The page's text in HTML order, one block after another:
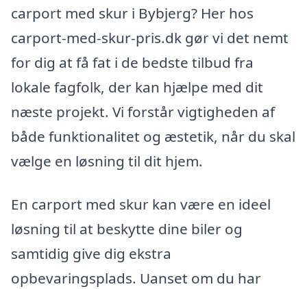
carport med skur i Bybjerg? Her hos
carport-med-skur-pris.dk gør vi det nemt
for dig at få fat i de bedste tilbud fra
lokale fagfolk, der kan hjælpe med dit
næste projekt. Vi forstår vigtigheden af
både funktionalitet og æstetik, når du skal
vælge en løsning til dit hjem.
En carport med skur kan være en ideel
løsning til at beskytte dine biler og
samtidig give dig ekstra
opbevaringsplads. Uanset om du har